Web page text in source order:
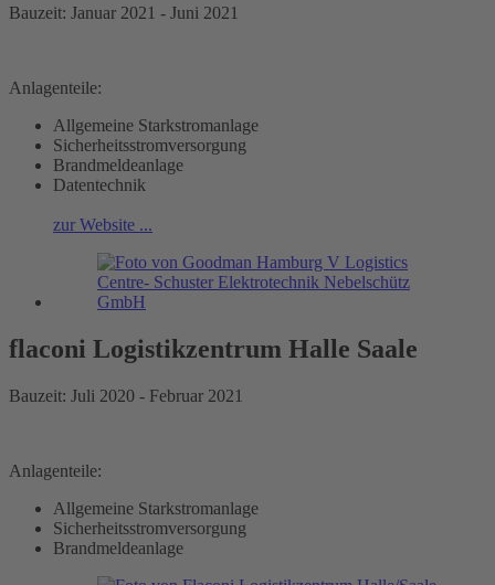
Bauzeit: Januar 2021 - Juni 2021
Anlagenteile:
Allgemeine Starkstromanlage
Sicherheitsstromversorgung
Brandmeldeanlage
Datentechnik
zur Website ...
flaconi Logistikzentrum Halle Saale
Bauzeit: Juli 2020 - Februar 2021
Anlagenteile:
Allgemeine Starkstromanlage
Sicherheitsstromversorgung
Brandmeldeanlage